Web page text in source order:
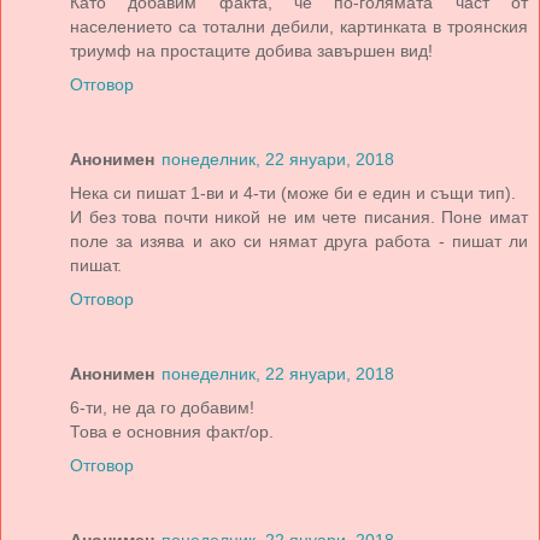
населението са тотални дебили, картинката в троянския
триумф на простаците добива завършен вид!
Отговор
Анонимен понеделник, 22 януари, 2018
Нека си пишат 1-ви и 4-ти (може би е един и същи тип).
И без това почти никой не им чете писания. Поне имат
поле за изява и ако си нямат друга работа - пишат ли
пишат.
Отговор
Анонимен понеделник, 22 януари, 2018
6-ти, не да го добавим!
Това е основния факт/ор.
Отговор